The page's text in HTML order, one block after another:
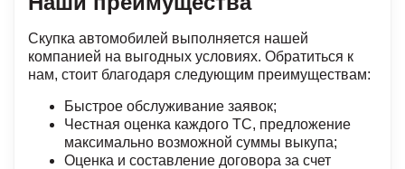
Скупка автомобилей выполняется нашей
компанией на выгодных условиях. Обратиться к
нам, стоит благодаря следующим преимуществам:
Быстрое обслуживание заявок;
Честная оценка каждого ТС, предложение
максимально возможной суммы выкупа;
Оценка и составление договора за счет